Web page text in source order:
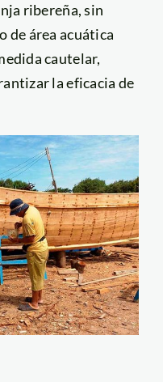
ribereña, sin
de área acuática
cautelar,
la eficacia de